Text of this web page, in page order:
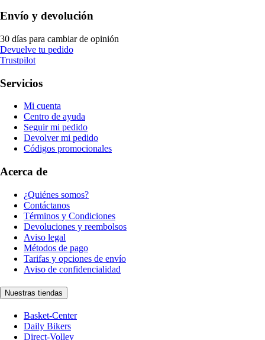
Envío y devolución
30 días para cambiar de opinión
Devuelve tu pedido
Trustpilot
Servicios
Mi cuenta
Centro de ayuda
Seguir mi pedido
Devolver mi pedido
Códigos promocionales
Acerca de
¿Quiénes somos?
Contáctanos
Términos y Condiciones
Devoluciones y reembolsos
Aviso legal
Métodos de pago
Tarifas y opciones de envío
Aviso de confidencialidad
Nuestras tiendas
Basket-Center
Daily Bikers
Direct-Volley